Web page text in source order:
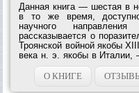
Данная книга — шестая в
в то же время,
научного
рассказывается о
Троянской войной якобы
века н. э. якобы в Италии,
века н. э. Авторы
являются отражениями...
О КНИГЕ